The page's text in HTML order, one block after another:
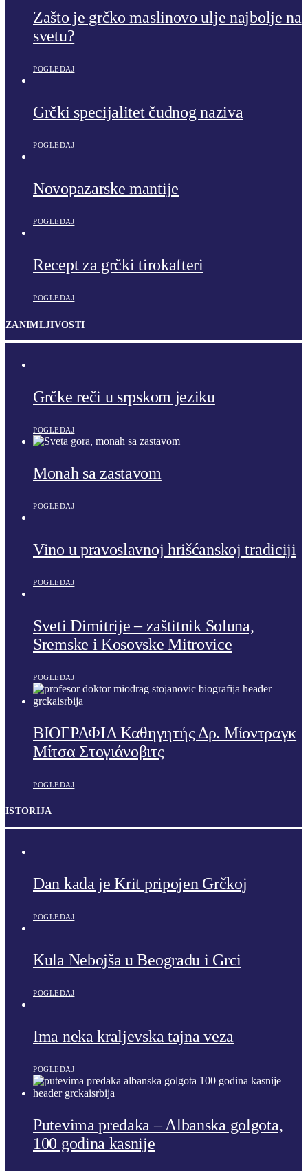
Zašto je grčko maslinovo ulje najbolje na
svetu?
POGLEDAJ
Grčki specijalitet čudnog naziva
POGLEDAJ
Novopazarske mantije
POGLEDAJ
Recept za grčki tirokafteri
POGLEDAJ
ZANIMLJIVOSTI
Grčke reči u srpskom jeziku
POGLEDAJ
Monah sa zastavom
POGLEDAJ
Vino u pravoslavnoj hrišćanskoj tradiciji
POGLEDAJ
Sveti Dimitrije – zaštitnik Soluna,
Sremske i Kosovske Mitrovice
POGLEDAJ
ΒΙΟΓΡΑΦΙΑ Καθηγητής Δρ. Μίοντραγκ
Μίτσα Στογιάνοβιτς
POGLEDAJ
ISTORIJA
Dan kada je Krit pripojen Grčkoj
POGLEDAJ
Kula Nebojša u Beogradu i Grci
POGLEDAJ
Ima neka kraljevska tajna veza
POGLEDAJ
Putevima predaka – Albanska golgota,
100 godina kasnije